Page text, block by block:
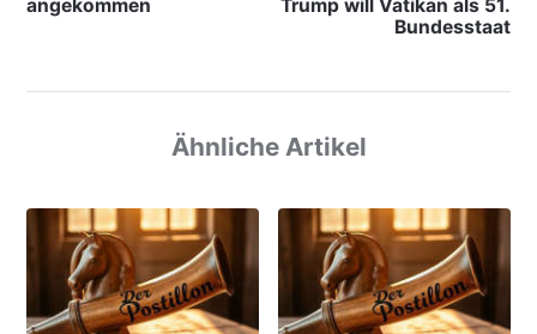
angekommen
Trump will Vatikan als 51.
Bundesstaat
Ähnliche Artikel